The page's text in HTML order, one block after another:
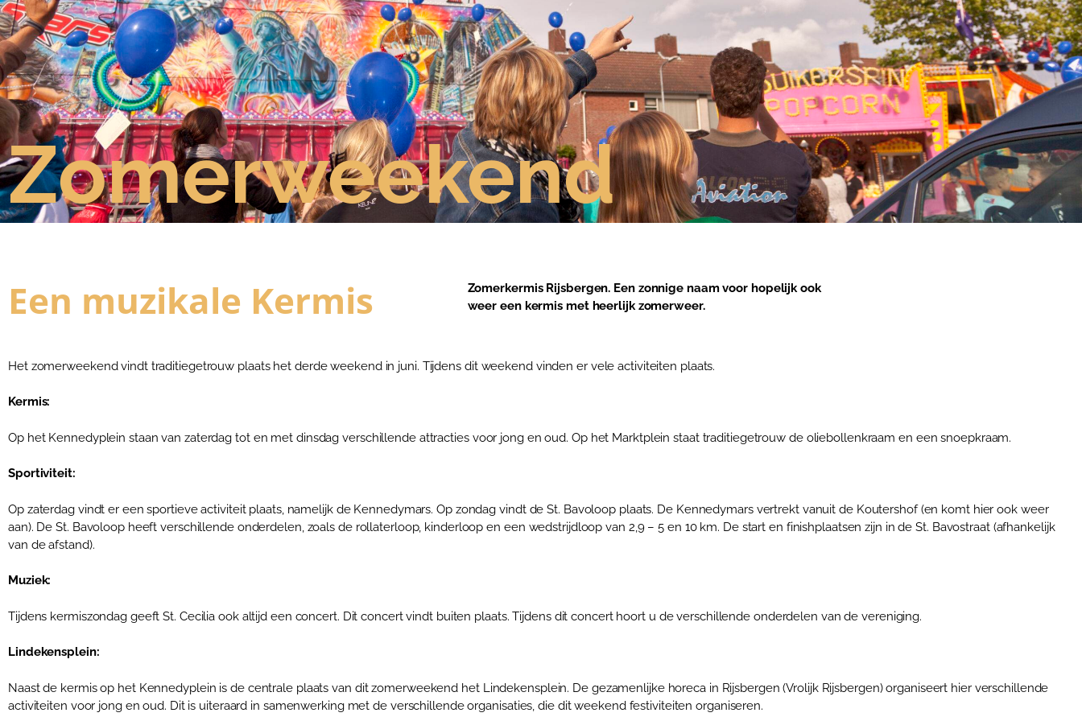
Zomerweekend
Een muzikale Kermis
Zomerkermis Rijsbergen. Een zonnige naam voor hopelijk ook
weer een kermis met heerlijk zomerweer.
Het zomerweekend vindt traditiegetrouw plaats het derde weekend in juni. Tijdens dit weekend vinden er vele activiteiten plaats.
Kermis:
Op het Kennedyplein staan van zaterdag tot en met dinsdag verschillende attracties voor jong en oud. Op het Marktplein staat traditiegetrouw de oliebollenkraam en een snoepkraam.
Sportiviteit:
Op zaterdag vindt er een sportieve activiteit plaats, namelijk de Kennedymars. Op zondag vindt de St. Bavoloop plaats. De Kennedymars vertrekt vanuit de Koutershof (en komt hier ook weer
aan). De St. Bavoloop heeft verschillende onderdelen, zoals de rollaterloop, kinderloop en een wedstrijdloop van 2,9 – 5 en 10 km. De start en finishplaatsen zijn in de St. Bavostraat (afhankelijk
van de afstand).
Muziek:
Tijdens kermiszondag geeft St. Cecilia ook altijd een concert. Dit concert vindt buiten plaats. Tijdens dit concert hoort u de verschillende onderdelen van de vereniging.
Lindekensplein:
Naast de kermis op het Kennedyplein is de centrale plaats van dit zomerweekend het Lindekensplein. De gezamenlijke horeca in Rijsbergen (Vrolijk Rijsbergen) organiseert hier verschillende
activiteiten voor jong en oud. Dit is uiteraard in samenwerking met de verschillende organisaties, die dit weekend festiviteiten organiseren.